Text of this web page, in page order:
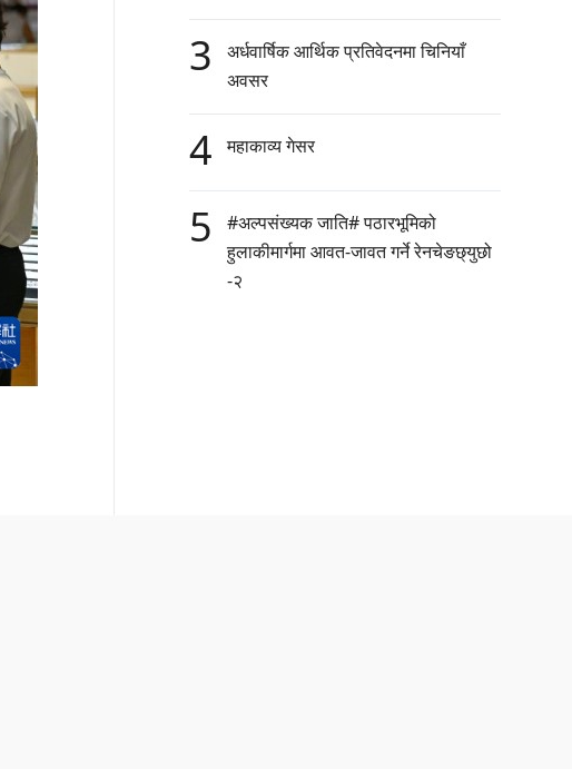
3
अर्धवार्षिक आर्थिक प्रतिवेदनमा चिनियाँ
अवसर
4 महाकाव्य गेसर
5
#अल्पसंख्यक जाति# पठारभूमिको
हुलाकीमार्गमा आवत-जावत गर्ने रेनचेङछ्युछो
-२